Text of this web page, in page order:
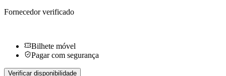
Fornecedor verificado
Bilhete móvel
Pagar com segurança
Verificar disponibilidade